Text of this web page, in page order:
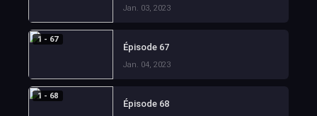
Jan. 03, 2023
1 - 67
Épisode 67
Jan. 04, 2023
1 - 68
Épisode 68